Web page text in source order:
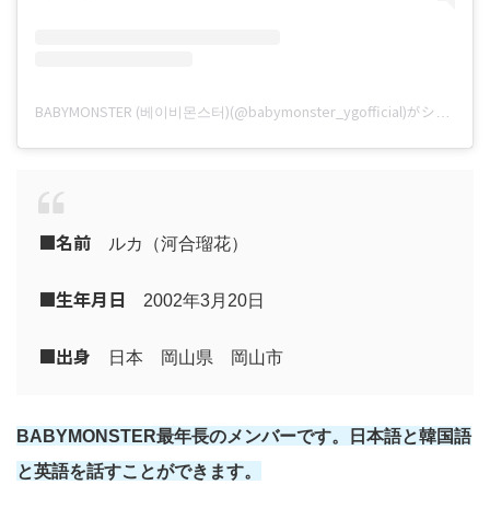
■名前 ルカ（河合瑠花）
■生年月日 2002年3月20日
■出身 日本 岡山県 岡山市
BABYMONSTER最年長のメンバーです。日本語と韓国語
と英語を話すことができます。